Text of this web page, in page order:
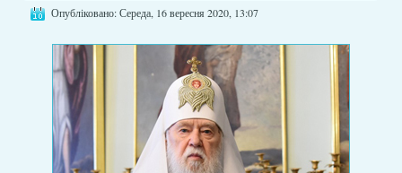
Опубліковано: Середа, 16 вересня 2020, 13:07